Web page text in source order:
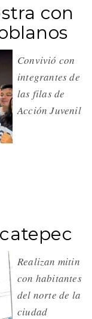
con
Convivió con
integrantes de
las filas de
Acción Juvenil
Realizan mitin
con habitantes
del norte de la
ciudad